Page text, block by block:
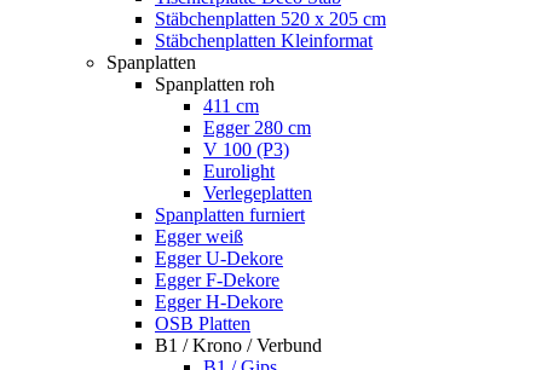
Stäbchenplatten 520 x 205 cm
Stäbchenplatten Kleinformat
Spanplatten
Spanplatten roh
411 cm
Egger 280 cm
V 100 (P3)
Eurolight
Verlegeplatten
Spanplatten furniert
Egger weiß
Egger U-Dekore
Egger F-Dekore
Egger H-Dekore
OSB Platten
B1 / Krono / Verbund